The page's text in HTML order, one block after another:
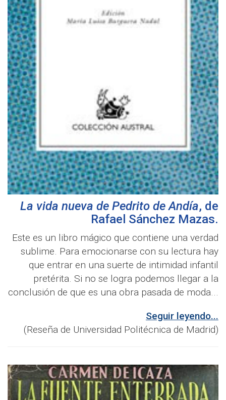
La vida nueva de Pedrito de Andía, de
Rafael Sánchez Mazas.
Este es un libro mágico que contiene una verdad
sublime. Para emocionarse con su lectura hay
que entrar en una suerte de intimidad infantil
pretérita. Si no se logra podemos llegar a la
conclusión de que es una obra pasada de moda...
Seguir leyendo...
(Reseña de Universidad Politécnica de Madrid)